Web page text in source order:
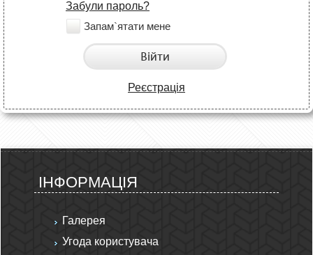
Забули пароль?
Запам`ятати мене
Війти
Реєстрація
ІНФОРМАЦІЯ
Галерея
Угода користувача